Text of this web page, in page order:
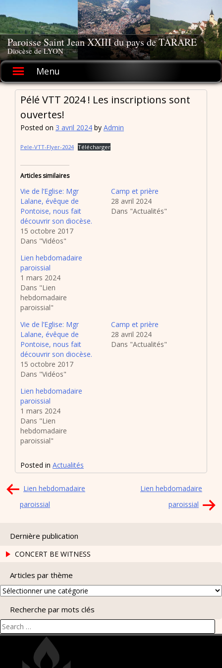
to
content
Paroisse Saint Jean XXIII du pays de TARARE
Diocèse de LYON
Menu
Pélé VTT 2024 ! Les inscriptions sont
ouvertes!
Posted on 3 avril 2024 by Admin
Pele-VTT-Flyer-2024 Télécharger
Articles similaires
Vie de l’Eglise: Mgr
Lalane, évêque de
Pontoise, nous fait
découvrir son diocèse.
15 octobre 2017
Dans "Vidéos"
Camp et prière
28 avril 2024
Dans "Actualités"
Lien hebdomadaire
paroissial
1 mars 2024
Dans "Lien
hebdomadaire
paroissial"
Vie de l’Eglise: Mgr
Lalane, évêque de
Pontoise, nous fait
découvrir son diocèse.
15 octobre 2017
Dans "Vidéos"
Camp et prière
28 avril 2024
Dans "Actualités"
Lien hebdomadaire
paroissial
1 mars 2024
Dans "Lien
hebdomadaire
paroissial"
Posted in Actualités
Navigation
de
Lien hebdomadaire
paroissial
Lien hebdomadaire
paroissial
Dernière publication
CONCERT BE WITNESS
Articles par thème
Articles
thèmeRecherche par mots clés
Search
for: